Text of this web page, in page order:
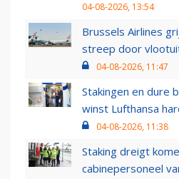
04-08-2026, 13:54
Brussels Airlines
streep door
04-08-2026, 11:47
Stakingen en dure
winst Lufthansa
04-08-2026, 11:38
Staking dreigt
cabinepersoneel